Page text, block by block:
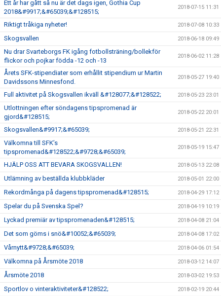
Ett år har gått så nu är det dags igen, Gothia Cup
2018&#9917;&#65039;&#128515;
2018-07-15 11:31
Riktigt tråkiga nyheter! 2018-07-08 10:33
Skogsvallen 2018-06-18 09:49
Nu drar Svarteborgs FK igång fotbollsträning/bollekför
flickor och pojkar födda -12 och -13
2018-06-02 11:28
Årets SFK-stipendiater som erhållit stipendium ur Martin
Davidssons Minnesfond.
2018-05-27 19:40
Full aktivitet på Skogsvallen ikväll &#128077;&#128522; 2018-05-23 23:01
Utlottningen efter söndagens tipspromenad är
gjord&#128515;
2018-05-22 20:01
Skogsvallen&#9917;&#65039; 2018-05-21 22:31
Välkomna till SFK’s
tipspromenad&#128522;&#9728;&#65039;
2018-05-19 15:47
HJÄLP OSS ATT BEVARA SKOGSVALLEN! 2018-05-13 22:08
Utlämning av beställda klubbkläder 2018-05-01 22:00
Rekordmånga på dagens tipspromenad&#128515; 2018-04-29 17:12
Spelar du på Svenska Spel? 2018-04-19 10:19
Lyckad premiär av tipspromenaden&#128515; 2018-04-08 21:04
Det som göms i snö&#10052;&#65039; 2018-04-08 17:02
Vårnytt&#9728;&#65039; 2018-04-06 01:54
Välkomna på Årsmöte 2018 2018-03-12 14:07
Årsmöte 2018 2018-03-02 19:53
Sportlov o vinteraktiviteter&#128522; 2018-02-19 20:44